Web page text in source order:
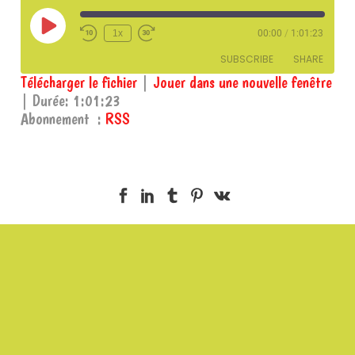
Play
Episode
1x 00:00 / 1:01:23
SUBSCRIBE SHARE
RSS
SHARE
Télécharger le fichier
Jouer dans une nouvelle fenêtre
Durée: 1:01:23
Abonnement : RSS